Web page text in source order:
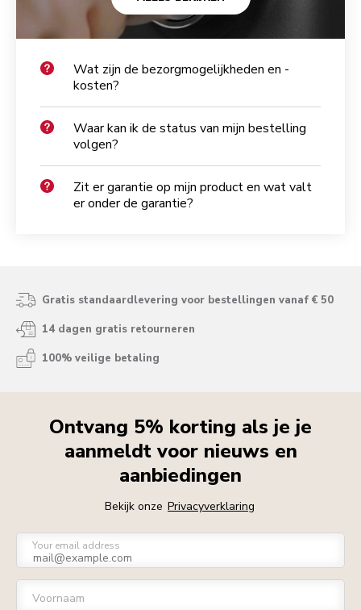
Wat zijn de bezorgmogelijkheden en -
kosten?
Waar kan ik de status van mijn bestelling
volgen?
Zit er garantie op mijn product en wat valt
er onder de garantie?
Gratis standaardlevering voor bestellingen vanaf € 50
14 dagen gratis retourneren
100% veilige betaling
Ontvang 5% korting als je je
aanmeldt voor nieuws en
aanbiedingen
Bekijk onze Privacyverklaring
Your email address
Voornaam